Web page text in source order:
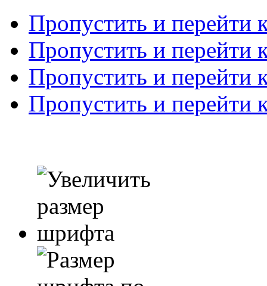
Пропустить и перейти
Пропустить и перейти
Пропустить и перейти
Пропустить и перейти